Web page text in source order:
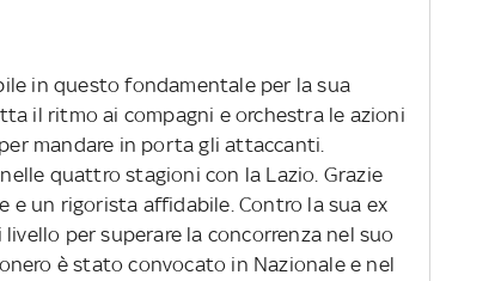
in questo fondamentale per la sua
il ritmo ai compagni e orchestra le azioni
mandare in porta gli attaccanti.
quattro stagioni con la Lazio. Grazie
e un rigorista affidabile. Contro la sua ex
per superare la concorrenza nel suo
è stato convocato in Nazionale e nel